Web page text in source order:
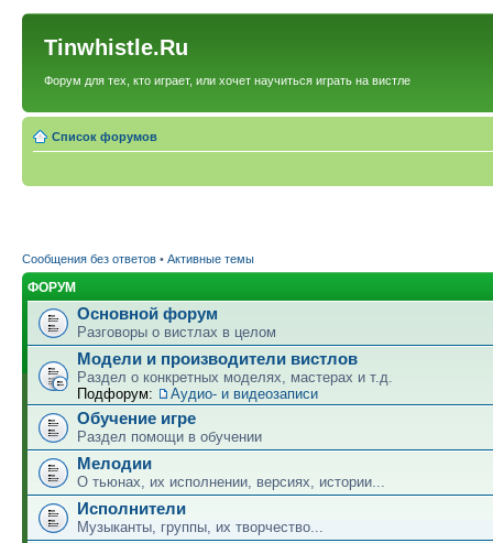
Tinwhistle.Ru
Форум для тех, кто играет, или хочет научиться играть на вистле
Список форумов
Сообщения без ответов • Активные темы
ФОРУМ
Основной форум
Разговоры о вистлах в целом
Модели и производители вистлов
Раздел о конкретных моделях, мастерах и т.д.
Подфорум:
Аудио- и видеозаписи
Обучение игре
Раздел помощи в обучении
Мелодии
О тьюнах, их исполнении, версиях, истории...
Исполнители
Музыканты, группы, их творчество...